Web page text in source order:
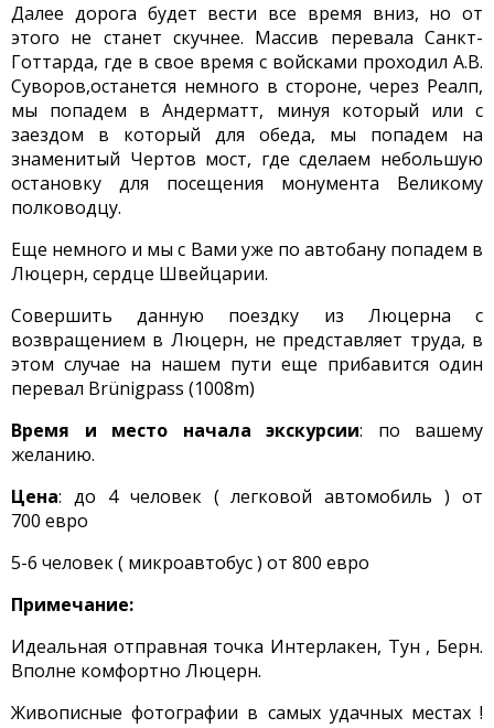
Далее дорога будет вести все время вниз, но от
этого не станет скучнее. Массив перевала Санкт-
Готтарда, где в свое время с войсками проходил А.В.
Суворов,останется немного в стороне, через Реалп,
мы попадем в Андерматт, минуя который или с
заездом в который для обеда, мы попадем на
знаменитый Чертов мост, где сделаем небольшую
остановку для посещения монумента Великому
полководцу.
Еще немного и мы с Вами уже по автобану попадем в
Люцерн, сердце Швейцарии.
Совершить данную поездку из Люцерна с
возвращением в Люцерн, не представляет труда, в
этом случае на нашем пути еще прибавится один
перевал Brünigpass (1008m)
Время и место начала экскурсии: по вашему
желанию.
Цена: до 4 человек ( легковой автомобиль ) от
700 евро
5-6 человек ( микроавтобус ) от 800 евро
Примечание:
Идеальная отправная точка Интерлакен, Тун , Берн.
Вполне комфортно Люцерн.
Живописные фотографии в самых удачных местах !